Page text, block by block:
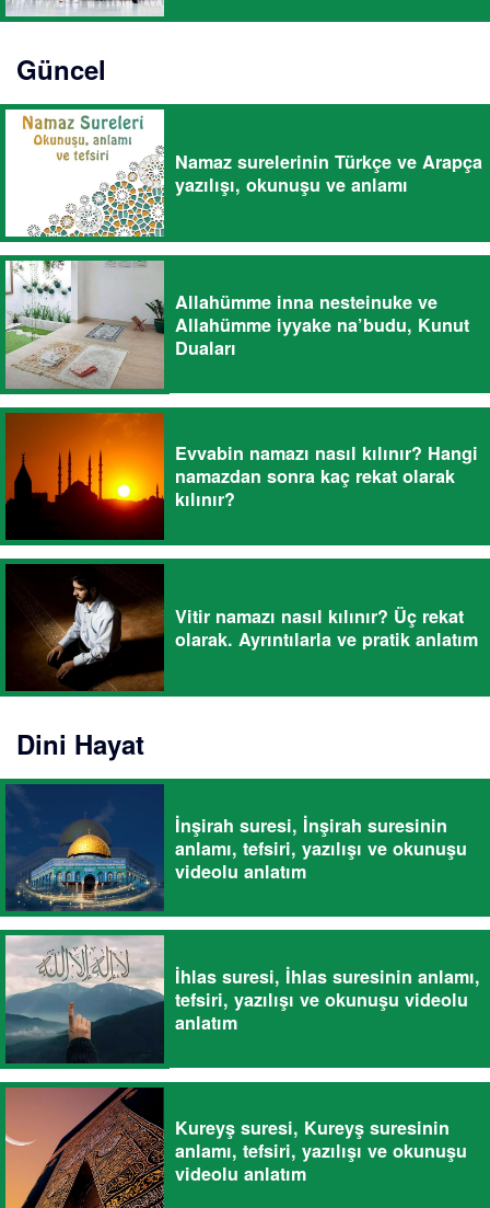
Güncel
Namaz surelerinin Türkçe ve Arapça
yazılışı, okunuşu ve anlamı
Allahümme inna nesteinuke ve
Allahümme iyyake na’budu, Kunut
Duaları
Evvabin namazı nasıl kılınır? Hangi
namazdan sonra kaç rekat olarak
kılınır?
Vitir namazı nasıl kılınır? Üç rekat
olarak. Ayrıntılarla ve pratik anlatım
Dini Hayat
İnşirah suresi, İnşirah suresinin
anlamı, tefsiri, yazılışı ve okunuşu
videolu anlatım
İhlas suresi, İhlas suresinin anlamı,
tefsiri, yazılışı ve okunuşu videolu
anlatım
Kureyş suresi, Kureyş suresinin
anlamı, tefsiri, yazılışı ve okunuşu
videolu anlatım